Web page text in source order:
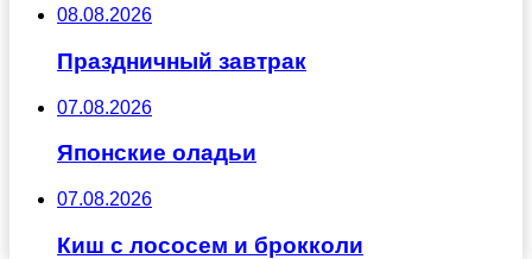
08.08.2026
Праздничный завтрак
07.08.2026
Японские оладьи
07.08.2026
Киш с лососем и брокколи